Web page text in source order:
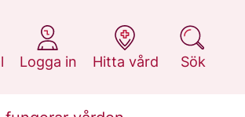
Logga in
på 1177.se
Hitta vård
på 1177.se
Sök
på 1177.se